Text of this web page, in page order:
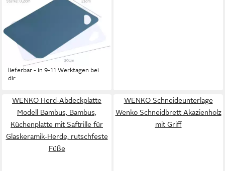
KESPER®
Schneideunterlage Flexible
Schneidunterlage (Anti-
Rutsch) - 2er Set 30 x 21 x
0,2 cm
3,55 €
lieferbar - in 9-11 Werktagen bei
dir
WENKO Herd-Abdeckplatte
Modell Bambus, Bambus,
Küchenplatte mit Saftrille für
Glaskeramik-Herde, rutschfeste
Füße
WENKO Schneideunterlage
Wenko Schneidbrett Akazienholz
mit Griff